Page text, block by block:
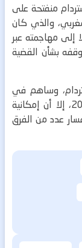
منفتحة على
والذي كان
مهاجمته عبر
بشأن القضية
وساهم في
تتويج ناديه بلقب الدوري الهولندي 2020/2021، إلا أن إمكانية
عدد من الفرق